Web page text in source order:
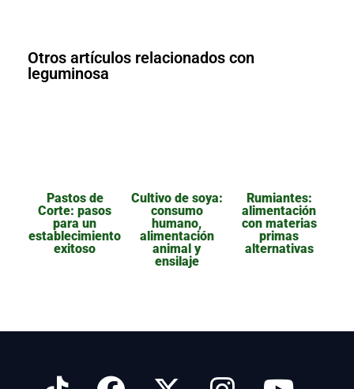
Otros artículos relacionados con
leguminosa
Pastos de
Corte: pasos
para un
establecimiento
exitoso
Cultivo de soya:
consumo
humano,
alimentación
animal y
ensilaje
Rumiantes:
alimentación
con materias
primas
alternativas